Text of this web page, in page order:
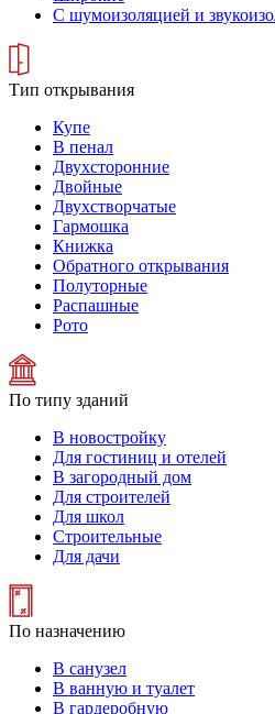
С шумоизоляцией и
Тип открывания
Купе
В пенал
Двухсторонние
Двойные
Двухстворчатые
Гармошка
Книжка
Обратного открывания
Полуторные
Распашные
Рото
По типу зданий
В новостройку
Для гостиниц и отелей
В загородный дом
Для строителей
Для школ
Строительные
Для дачи
По назначению
В санузел
В ванную и туалет
В гардеробную